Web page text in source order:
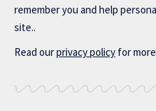
remember you and help
site..
Read ourprivacy policy for